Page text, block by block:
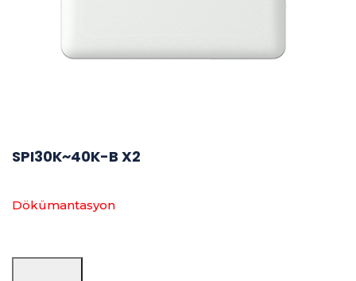
SPI30K~40K-B X2
Dökümantasyon